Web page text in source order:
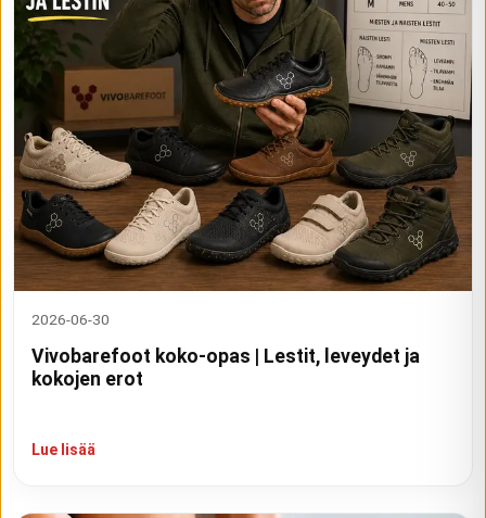
2026-06-30
Vivobarefoot koko-opas | Lestit, leveydet ja
kokojen erot
Lue lisää